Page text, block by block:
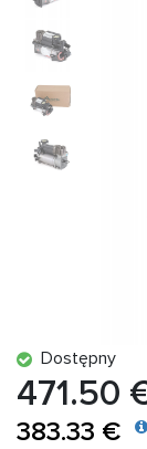
Dostępny
471.50
383.33 €